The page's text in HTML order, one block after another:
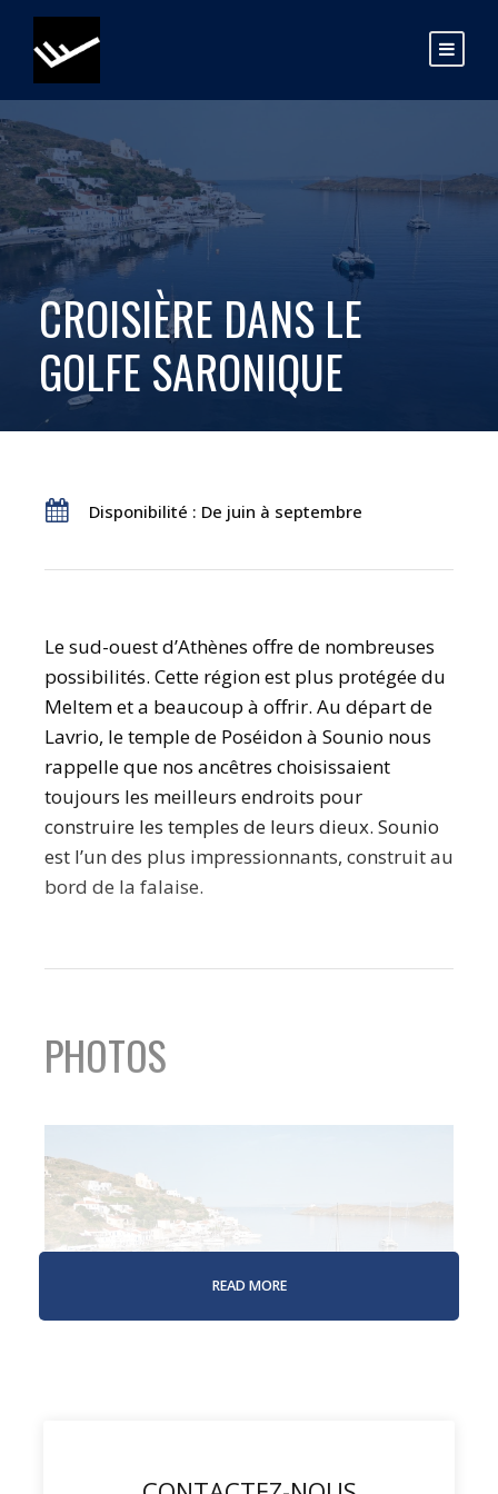
CROISIÈRE DANS LE
GOLFE SARONIQUE
Disponibilité : De juin à septembre
Le sud-ouest d’Athènes offre de nombreuses
possibilités. Cette région est plus protégée du
Meltem et a beaucoup à offrir. Au départ de
Lavrio, le temple de Poséidon à Sounio nous
rappelle que nos ancêtres choisissaient
toujours les meilleurs endroits pour
construire les temples de leurs dieux. Sounio
est l’un des plus impressionnants, construit au
bord de la falaise.
PLUS D’INFORMATIONS
PHOTOS
READ MORE